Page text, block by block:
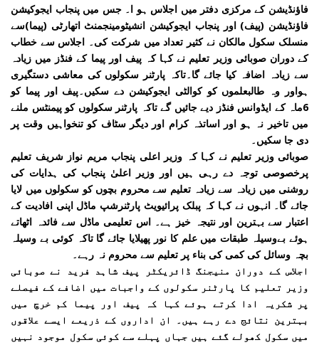
فاؤنڈیشن کے مرکزی دفتر میں اجلاس ہو ا۔ جس میں پنجاب ایجوکیشن
فاؤنڈیشن (پیف) اور پنجاب ایجوکیشن انشیٹومینجمنٹ اتھارٹی (پیما)سے
منسلک سکول مالکان نے کثیر تعداد میں شرکت کی۔ اجلاس سے خطاب
کے دوران صوبائی وزیر تعلیم نے کہا کہ پیف اور پیما کے فنڈز میں زیادہ
سے زیادہ اضافہ کیا جائے گا۔تاکہ پارٹنر سکولوں کی معاشی دستگیری
ہواور وہ طالبعلموں کو کوالٹی ایجوکیشن دے سکیں۔پیف اور پیما کو
6ماہ کے ایڈوانس فنڈز دیے جائیں گے تاکہ پارٹنر سکولوں کو پیمنٹس ملنے
میں تاخیر نہ ہو اور اساتذہ کرام اور دیگر سٹاف کو تنخواہیں وقت پر
دی جا سکیں۔
صوبائی وزیر تعلیم نے کہا کہ وزیر اعلی پنجاب مریم نواز شریف تعلیم
پرخصوصی توجہ دے رہی ہیں اور وزیر اعلیٰ پنجاب کی ہدایات کی
روشنی میں زیادہ سے زیادہ تعلیم سے محروم بچوں کو سکولوں میں لایا
جائے گا۔ انہوں نے کہا کہ پبلک پرائیویٹ پارٹنرشپ ماڈل اپنی افادیت کے
اعتبار سے بہترین اور نتیجہ خیز ہے۔ اس تعلیمی ماڈل سے فائدہ اٹھاتے
ہوئے بےوسیلہ طبقات میں علم کا نور پھیلایا جائے گا تاکہ کوئی بے وسیلہ
بچہ وسائل کی کمی کی بناء پر تعلیم سے محروم نہ رہے۔
اجلاس کے دوران منیجنگ ڈائریکٹر پیف شاہد فرید نے صوبائی
وزیر تعلیم کا پارٹنر سکولوں کے واجبات میں اضافے کے فیصلے
پر شکریہ ادا کرتے ہوئے کہا کہ پیف اور پیما کم خرچ میں
بہترین نتائج دے رہے ہیں۔ ان اداروں کے ذریعے ایسے علاقوں
میں سکول کھولے گئے ہیں جہاں پہلے سے کوئی سکول موجود نہیں